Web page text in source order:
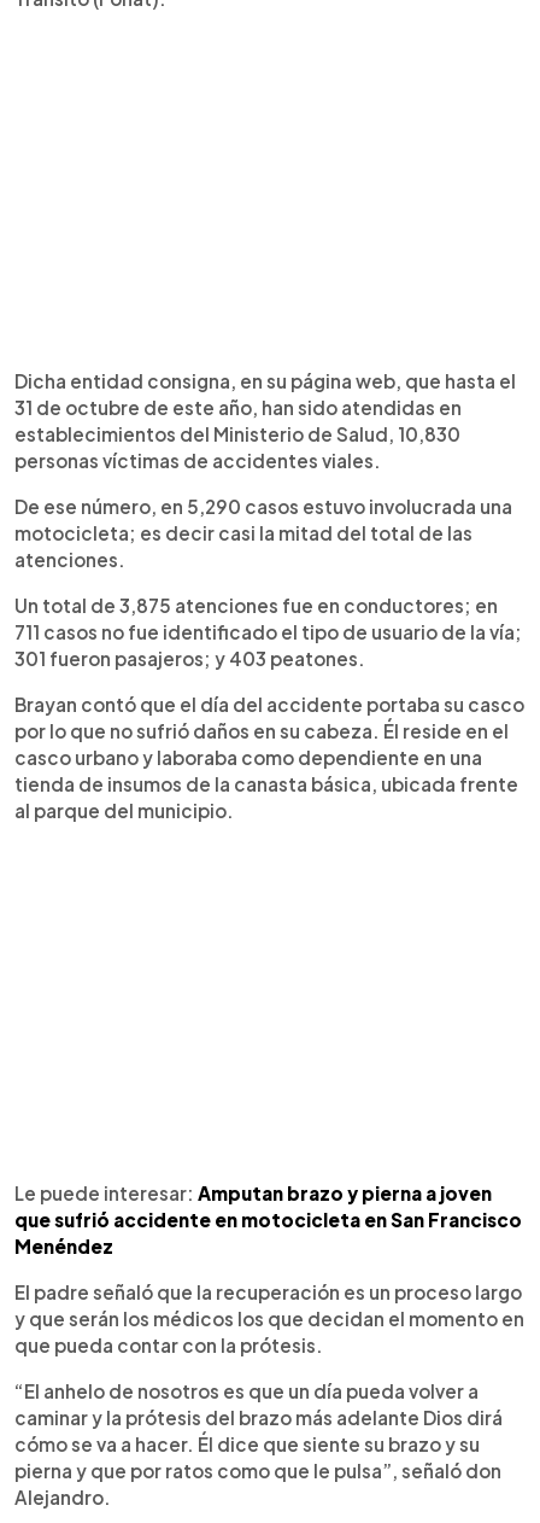
Dicha entidad consigna, en su página web, que hasta el
31 de octubre de este año, han sido atendidas en
establecimientos del Ministerio de Salud, 10,830
personas víctimas de accidentes viales.
De ese número, en 5,290 casos estuvo involucrada una
motocicleta; es decir casi la mitad del total de las
atenciones.
Un total de 3,875 atenciones fue en conductores; en
711 casos no fue identificado el tipo de usuario de la vía;
301 fueron pasajeros; y 403 peatones.
Brayan contó que el día del accidente portaba su casco
por lo que no sufrió daños en su cabeza. Él reside en el
casco urbano y laboraba como dependiente en una
tienda de insumos de la canasta básica, ubicada frente
al parque del municipio.
Le puede interesar: Amputan brazo y pierna a joven
que sufrió accidente en motocicleta en San Francisco
Menéndez
El padre señaló que la recuperación es un proceso largo
y que serán los médicos los que decidan el momento en
que pueda contar con la prótesis.
“El anhelo de nosotros es que un día pueda volver a
caminar y la prótesis del brazo más adelante Dios dirá
cómo se va a hacer. Él dice que siente su brazo y su
pierna y que por ratos como que le pulsa”, señaló don
Alejandro.